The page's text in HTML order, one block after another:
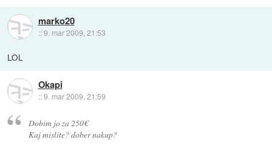
marko20
::9. mar 2009, 21:53
LOL
Okapi
::9. mar 2009, 21:59
Dobim jo za 250€
Kaj mislite? dober nakup?